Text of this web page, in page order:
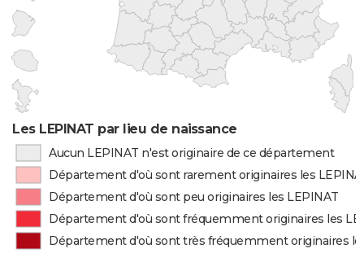
Les LEPINAT par lieu de naissance
Aucun LEPINAT n'est originaire de ce département
Département d'où sont rarement originaires les
Département d'où sont peu originaires les LEPINAT
Département d'où sont fréquemment originaires les
Département d'où sont très fréquemment originaires